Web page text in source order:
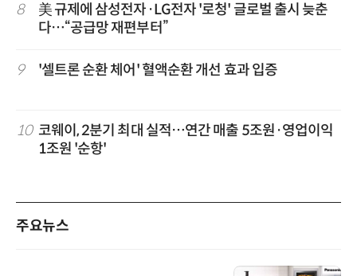
8
美 규제에 삼성전자·LG전자 '로청' 글로벌 출시 늦춘
다…“공급망 재편부터”
9 '셀트론 순환 체어' 혈액순환 개선 효과 입증
10 코웨이, 2분기 최대 실적…연간 매출 5조원·영업이익
1조원 '순항'
주요뉴스